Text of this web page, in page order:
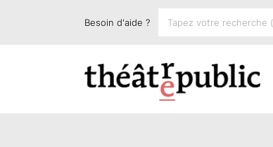
Besoin d'aide ?